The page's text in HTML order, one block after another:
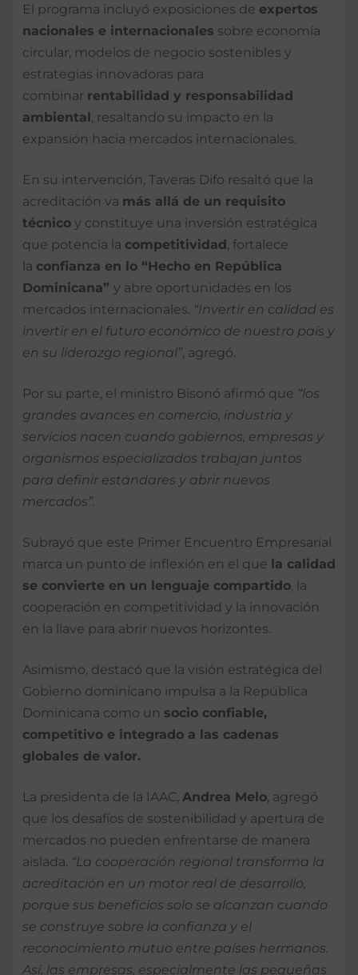
El programa incluyó exposiciones de expertos
nacionales e internacionales sobre economía
circular, modelos de negocio sostenibles y
estrategias innovadoras para
combinar rentabilidad y responsabilidad
ambiental , resaltando su impacto en la
expansión hacia mercados internacionales.
En su intervención, Taveras Difo resaltó que la
acreditación va más allá de un requisito
técnico y constituye una inversión estratégica
que potencia la competitividad , fortalece
la confianza en lo “Hecho en República
Dominicana” y abre oportunidades en los
mercados internacionales. “Invertir en calidad es
invertir en el futuro económico de nuestro país y
en su liderazgo regional” , agregó.
Por su parte, el ministro Bisonó afirmó que “los
grandes avances en comercio, industria y
servicios nacen cuando gobiernos, empresas y
organismos especializados trabajan juntos
para definir estándares y abrir nuevos
mercados”.
Subrayó que este Primer Encuentro Empresarial
marca un punto de inflexión en el que la calidad
se convierte en un lenguaje compartido , la
cooperación en competitividad y la innovación
en la llave para abrir nuevos horizontes.
Asimismo, destacó que la visión estratégica del
Gobierno dominicano impulsa a la República
Dominicana como un socio confiable,
competitivo e integrado a las cadenas
globales de valor.
La presidenta de la IAAC, Andrea Melo , agregó
que los desafíos de sostenibilidad y apertura de
mercados no pueden enfrentarse de manera
aislada. “La cooperación regional transforma la
acreditación en un motor real de desarrollo,
porque sus beneficios solo se alcanzan cuando
se construye sobre la confianza y el
reconocimiento mutuo entre países hermanos.
Así, las empresas, especialmente las pequeñas